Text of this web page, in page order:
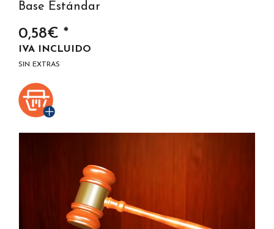
Base Estándar
0,58€ *
IVA INCLUIDO
SIN EXTRAS